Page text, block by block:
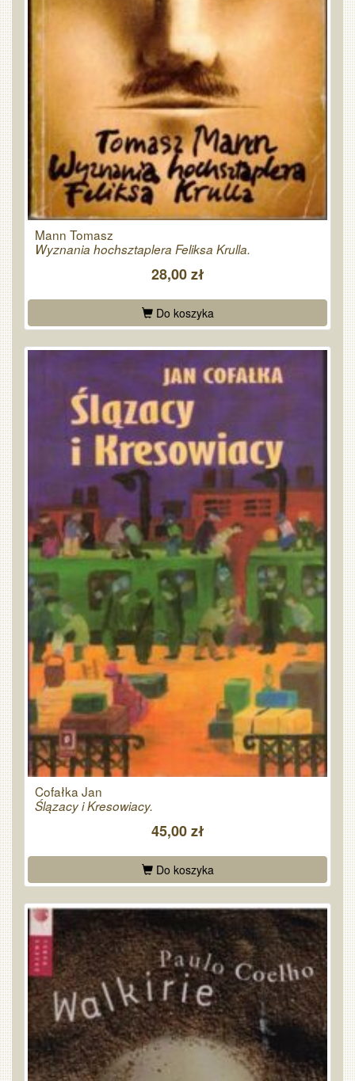
Mann Tomasz
Wyznania hochsztaplera Feliksa Krulla.
28,00 zł
Do koszyka
Cofałka Jan
Ślązacy i Kresowiacy.
45,00 zł
Do koszyka